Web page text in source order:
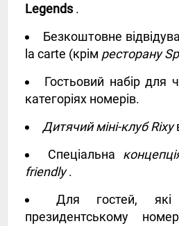
Legends.
Безкоштовне
la carte (крім ресторану
Гостьовий набір для
категоріях номерів.
Дитячий міні-клуб Rixy
Спеціальна
friendly.
Для гостей,
президентському